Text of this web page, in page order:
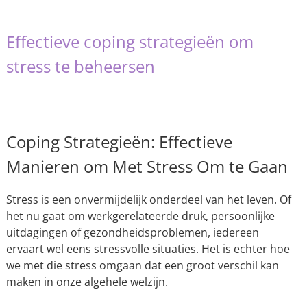
Effectieve coping strategieën om
stress te beheersen
Coping Strategieën: Effectieve
Manieren om Met Stress Om te Gaan
Stress is een onvermijdelijk onderdeel van het leven. Of
het nu gaat om werkgerelateerde druk, persoonlijke
uitdagingen of gezondheidsproblemen, iedereen
ervaart wel eens stressvolle situaties. Het is echter hoe
we met die stress omgaan dat een groot verschil kan
maken in onze algehele welzijn.